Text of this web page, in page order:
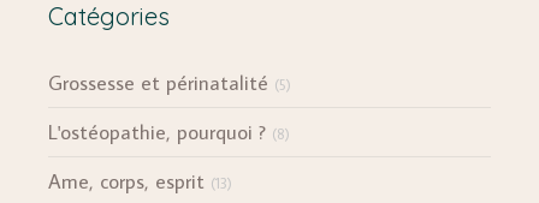
Catégories
Grossesse et périnatalité (5)
L'ostéopathie, pourquoi ? (8)
Ame, corps, esprit (13)